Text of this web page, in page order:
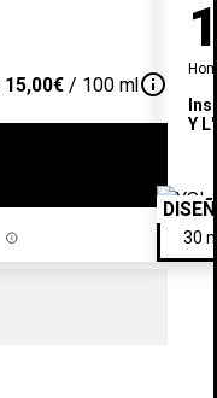
15,00€ / 100 mlinfo_outline
Y